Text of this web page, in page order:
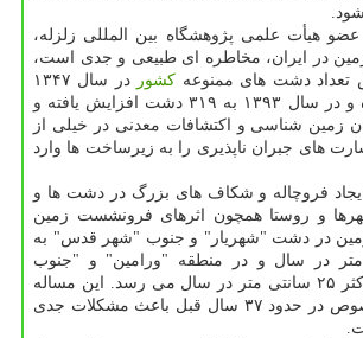
هیأت علمی پژوهشگاه بین المللی زلزله،
در ایران، مخاطره ای طبیعی و جدی است،
تعداد دشت های ممنوعه كشور
در سال ۱۳۴۷
حدود ۱۵ دشت بوده و در سال ۱۳۹۳ به ۳۱۹ دشت افزایش یافته و
زمین شناسی و اكتشافات معدنی در خیلی از
های جبران ناپذیری را به زیرساخت ها وارد
فروچاله و شكاف های بزرگ در دشت ها و
شهرها و روستا همچون اثرهای فرونشست زمین
در دشت "شهریار" و جنوب "شهر قدس" به
سانتی متر در سال و در منطقه "ورامین" و "جنوب
تهران" به حدود حداكثر ۲۵ سانتی متر در سال می رسد. این مساله
در استان تهران بخصوص در حدود ۳۷ سال قبل باعث مشكلات جدی